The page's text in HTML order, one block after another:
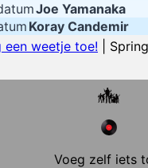
proberen te bewijzen, en
hier hopeloos in falen
tijd op een nuttige manier!
Geej se lèllike voel hod!
Joe Yamanaka
Koray Candemir
een weetje toe! |
Voeg zelf iets